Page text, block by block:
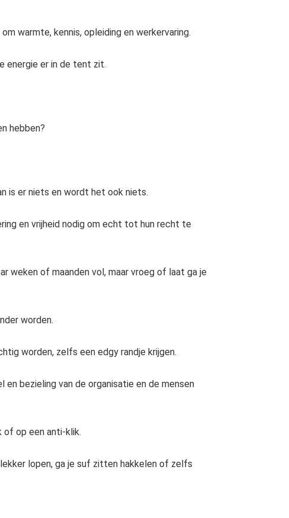
warmte, kennis, opleiding en werkervaring.
energie er in de tent zit.
hebben?
is er niets en wordt het ook niets.
en vrijheid nodig om echt tot hun recht te
weken of maanden vol, maar vroeg of laat ga je
worden.
worden, zelfs een edgy randje krijgen.
bezieling van de organisatie en de mensen
of op een anti-klik.
lopen, ga je suf zitten hakkelen of zelfs